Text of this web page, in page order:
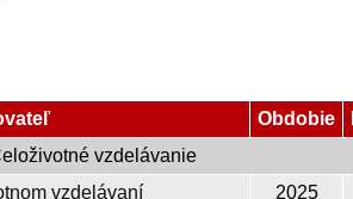
Obdobie
vzdelávanie
vzdelávaní
2025